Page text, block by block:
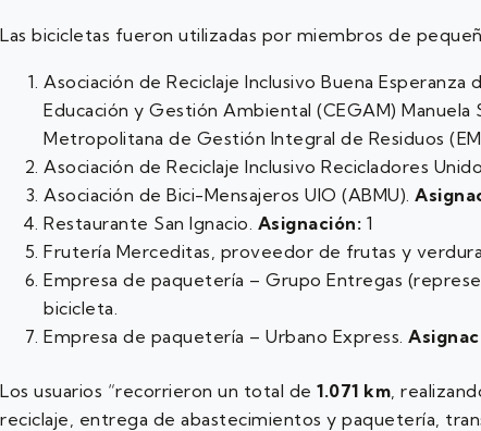
Las bicicletas fueron utilizadas por miembros de
Asociación de Reciclaje Inclusivo Buena
Educación y Gestión Ambiental (CEGAM)
Metropolitana de Gestión Integral de Residuos
Asociación de Reciclaje Inclusivo Recicladores
Asociación de Bici-Mensajeros UIO (ABMU).
Restaurante San Ignacio. Asignación: 1
Frutería Merceditas, proveedor de frutas y
Empresa de paquetería – Grupo Entregas
bicicleta.
Empresa de paquetería – Urbano Express.
Los usuarios “recorrieron un total de 1.071 km ,
reciclaje, entrega de abastecimientos y paquetería,